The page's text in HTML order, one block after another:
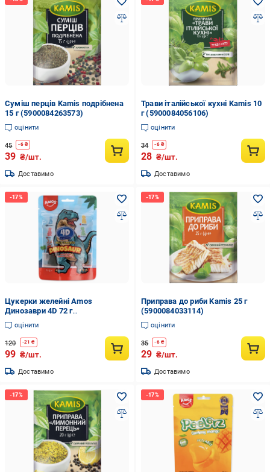
Суміш перців Kamis подрібнена
15 г (5900084263573)
оцінити
45 -6₴
39 ₴/шт.
Доставимо
Трави італійської кухні Kamis 10
г (5900084056106)
оцінити
34 -6₴
28 ₴/шт.
Доставимо
Цукерки желейні Amos
Динозаври 4D 72 г
(6936756282411)
оцінити
120 -21 ₴
99 ₴/шт.
Доставимо
Приправа до риби Kamis 25 г
(5900084033114)
оцінити
35 -6₴
29 ₴/шт.
Доставимо